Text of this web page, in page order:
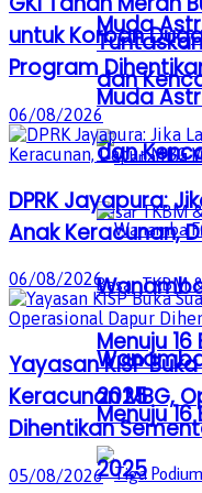
Muda
dan
Menuju
2025
Muda
dan
Menuju
2025
untuk Korban
Program
06/08/2026
DPRK Jayapura:
Anak Keracunan,
06/08/2026
Yayasan KISP
Keracunan MBG,
Dihentikan
05/08/2026